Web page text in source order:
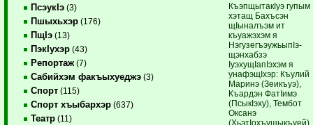
ПсэукIэ (3)
Пшыхьхэр (176)
ПщIэ (13)
ПэкIухэр (43)
Репортаж (7)
Сабийхэм факъыхуеджэ (3)
Спорт (115)
Спорт хъыбархэр (637)
Театр (11)
КъэпщытакIуэ гупым
хэтащ Бахъсэн
щIыналъэм ит
къуажэхэм я
НэгузегъэужьыпIэ-
щэнхабзэ
IуэхущIапIэхэм я
унафэщIхэр: Къулий
Маринэ (Зеикъуэ),
Къардэн ФатIимэ
(ПсыкIэху), Тембот
Оксанэ
(ХьэтIохъущыкъуей),